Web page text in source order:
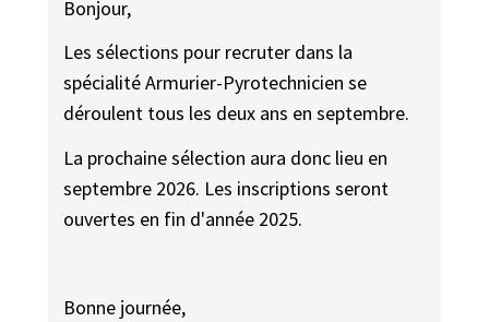
Bonjour,
Les sélections pour recruter dans la
spécialité Armurier-Pyrotechnicien se
déroulent tous les deux ans en septembre.
La prochaine sélection aura donc lieu en
septembre 2026. Les inscriptions seront
ouvertes en fin d'année 2025.
Bonne journée,